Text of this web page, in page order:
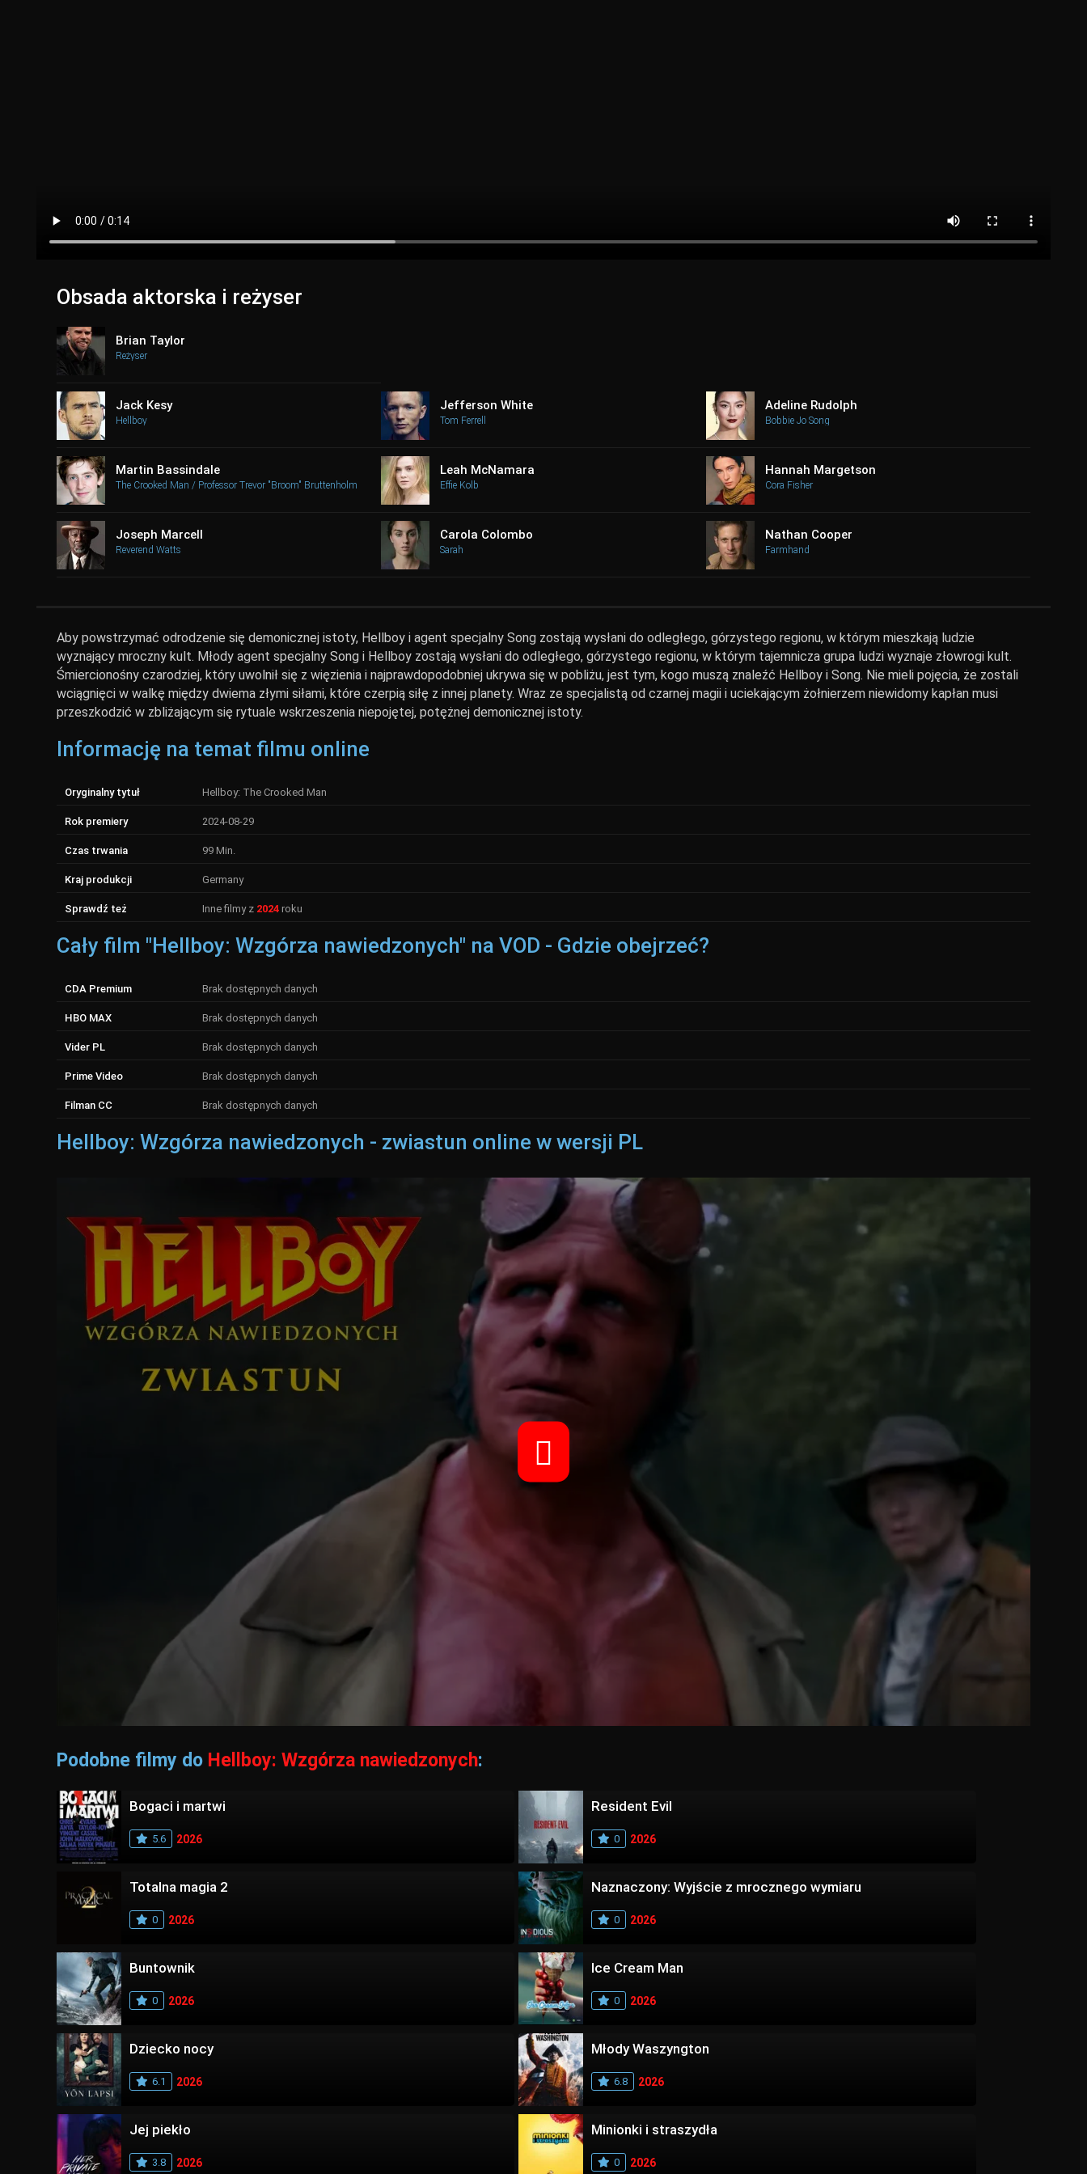
Obsada aktorska i reżyser
Brian Taylor
Reżyser
Jack Kesy
Hellboy
Jefferson White
Tom Ferrell
Adeline Rudolph
Bobbie Jo Song
Martin Bassindale
The Crooked Man / Professor Trevor "Broom" Bruttenholm
Leah McNamara
Effie Kolb
Hannah Margetson
Cora Fisher
Joseph Marcell
Reverend Watts
Carola Colombo
Sarah
Nathan Cooper
Farmhand
Aby powstrzymać odrodzenie się demonicznej istoty, Hellboy i agent specjalny Song zostają wysłani do odległego, górzystego regionu, w którym mieszkają ludzie
wyznający mroczny kult. Młody agent specjalny Song i Hellboy zostają wysłani do odległego, górzystego regionu, w którym tajemnicza grupa ludzi wyznaje złowrogi kult.
Śmiercionośny czarodziej, który uwolnił się z więzienia i najprawdopodobniej ukrywa się w pobliżu, jest tym, kogo muszą znaleźć Hellboy i Song. Nie mieli pojęcia, że ​​zostali
wciągnięci w walkę między dwiema złymi siłami, które czerpią siłę z innej planety. Wraz ze specjalistą od czarnej magii i uciekającym żołnierzem niewidomy kapłan musi
przeszkodzić w zbliżającym się rytuale wskrzeszenia niepojętej, potężnej demonicznej istoty.
Informację na temat filmu online
Oryginalny tytuł Hellboy: The Crooked Man
Rok premiery 2024-08-29
Czas trwania 99 Min.
Kraj produkcji Germany
Sprawdź też Inne filmy z 2024 roku
Cały film "Hellboy: Wzgórza nawiedzonych" na VOD - Gdzie obejrzeć?
CDA Premium Brak dostępnych danych
HBO MAX Brak dostępnych danych
Vider PL Brak dostępnych danych
Prime Video Brak dostępnych danych
Filman CC Brak dostępnych danych
Hellboy: Wzgórza nawiedzonych - zwiastun online w wersji PL
Podobne filmy do Hellboy: Wzgórza nawiedzonych:
Bogaci i martwi
5.6 2026
Resident Evil
0 2026
Totalna magia 2
0 2026
Naznaczony: Wyjście z mrocznego wymiaru
0 2026
Buntownik
0 2026
Ice Cream Man
0 2026
Dziecko nocy
6.1 2026
Młody Waszyngton
6.8 2026
Jej piekło
3.8 2026
Minionki i straszydła
0 2026